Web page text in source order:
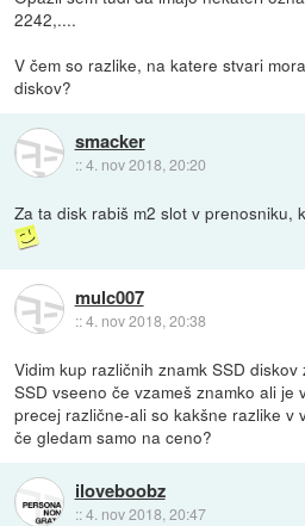
2242,....
V čem so razlike, na katere stvari
diskov?
smacker
::4. nov 2018, 20:20
Za ta disk rabiš m2 slot v prenosniku,
mulc007
::4. nov 2018, 20:38
Vidim kup različnih znamk SSD
SSD vseeno če vzameš znamko ali je
precej različne-ali so kakšne razlike v
če gledam samo na ceno?
iloveboobz
::4. nov 2018, 20:47